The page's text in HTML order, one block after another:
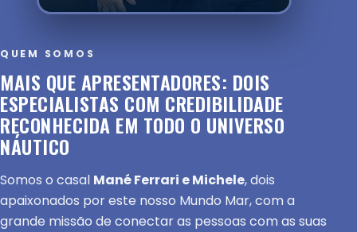
QUEM SOMOS
MAIS QUE APRESENTADORES: DOIS
ESPECIALISTAS COM CREDIBILIDADE
RECONHECIDA EM TODO O UNIVERSO
NÁUTICO
Somos o casal Mané Ferrari e Michele, dois
apaixonados por este nosso Mundo Mar, com a
grande missão de conectar as pessoas com as suas